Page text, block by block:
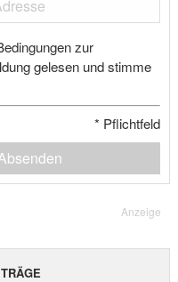
zur
gelesen und stimme
* Pflichtfeld
Anzeige